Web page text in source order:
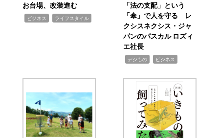
お台場、改装進む
ビジネス ライフスタイル
「法の支配」という
「傘」で人を守る レ
クシスネクシス・ジャ
パンのパスカル ロズィ
エ社長
デジもの ビジネス